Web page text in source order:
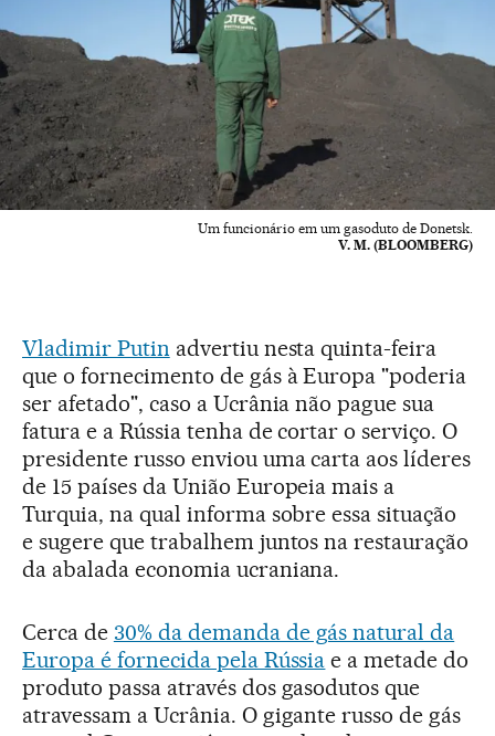
Um funcionário em um gasoduto de Donetsk.
V. M. (BLOOMBERG)
Vladimir Putin advertiu nesta quinta-feira
que o fornecimento de gás à Europa "poderia
ser afetado", caso a Ucrânia não pague sua
fatura e a Rússia tenha de cortar o serviço. O
presidente russo enviou uma carta aos líderes
de 15 países da União Europeia mais a
Turquia, na qual informa sobre essa situação
e sugere que trabalhem juntos na restauração
da abalada economia ucraniana.
Cerca de 30% da demanda de gás natural da
Europa é fornecida pela Rússia e a metade do
produto passa através dos gasodutos que
atravessam a Ucrânia. O gigante russo de gás